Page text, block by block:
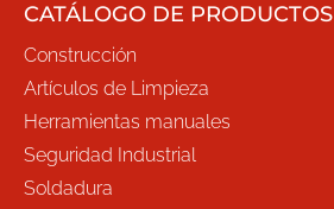
CATÁLOGO DE PRODUCTOS
Construcción
Artículos de Limpieza
Herramientas manuales
Seguridad Industrial
Soldadura